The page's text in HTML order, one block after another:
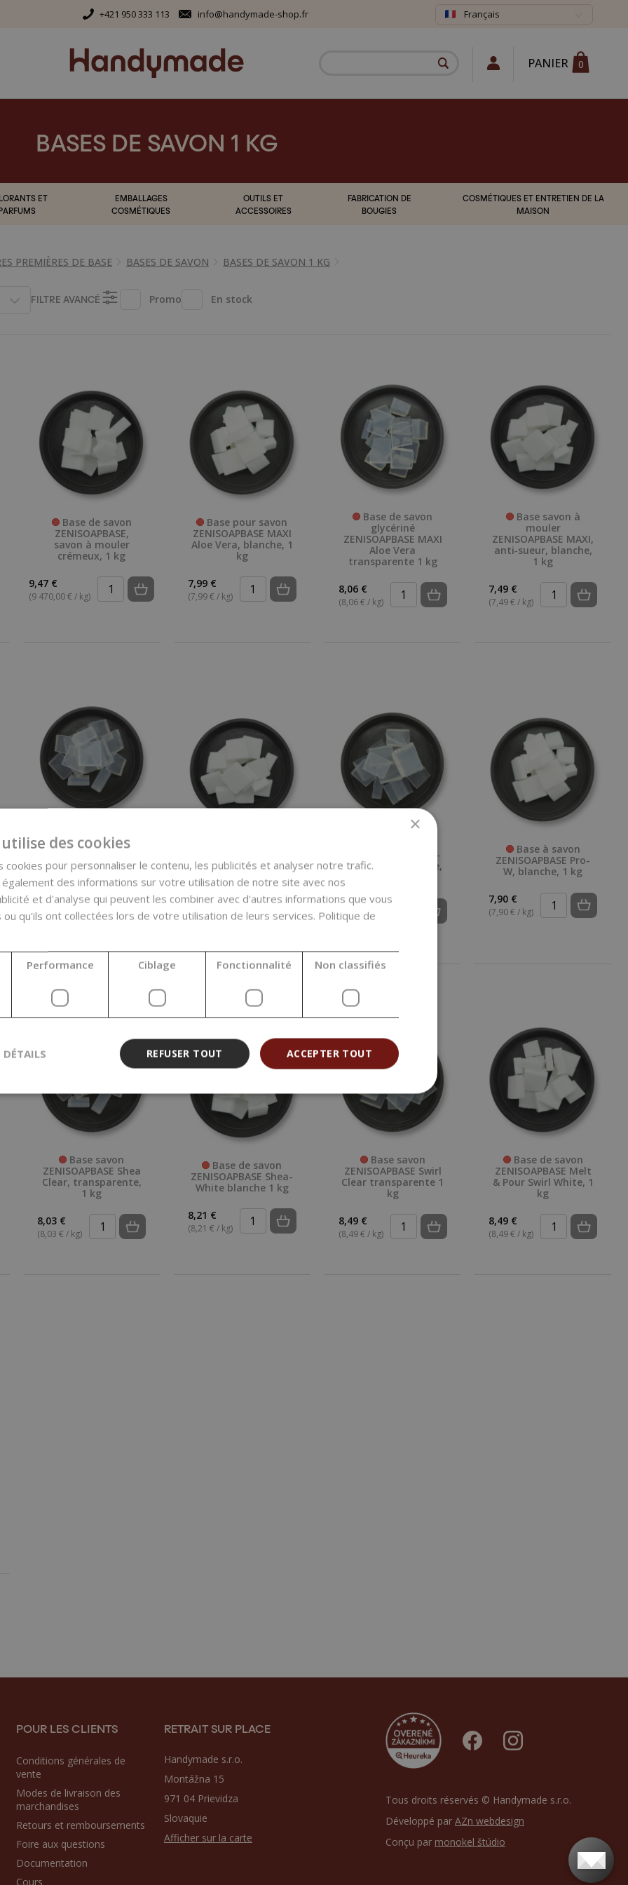
+421 950 333 113 info@handymade-shop.fr Français
PANIER 0
BASES DE SAVON 1 KG
ET
EMBALLAGES
COSMÉTIQUES
OUTILS ET
ACCESSOIRES
FABRICATION DE
BOUGIES
COSMÉTIQUES ET ENTRETIEN DE LA
MAISON
PREMIÈRES DE BASE BASES DE SAVON BASES DE SAVON 1 KG
FILTRE AVANCÉ Promo En stock
Base de savon
ZENISOAPBASE,
savon à mouler
crémeux, 1 kg
9,47 €
(9 470,00 € / kg)
Base pour savon
ZENISOAPBASE MAXI
Aloe Vera, blanche, 1
kg
7,99 €
(7,99 € / kg)
Base de savon
glycériné
ZENISOAPBASE MAXI
Aloe Vera
transparente 1 kg
8,06 €
(8,06 € / kg)
Base savon à
mouler
ZENISOAPBASE MAXI,
anti‑sueur, blanche,
1 kg
7,49 €
(7,49 € / kg)
Base savon
ZENISOAPBASE Melt
& Pour MAXI Olive
Clear, transparente
1 kg
7,99 €
(7,99 € / kg)
ZENISOAPBASE MAXI
Olive White, 1 kg
7,99 €
(7,99 € / kg)
ZENISOAPBASE Pro-
Clear, transparente,
7,91 €
(7,91 € / kg)
Base à savon
ZENISOAPBASE Pro-
W, blanche, 1 kg
7,90 €
(7,90 € / kg)
Base savon
ZENISOAPBASE Shea
Clear, transparente,
1 kg
8,03 €
(8,03 € / kg)
Base de savon
ZENISOAPBASE Shea-
White blanche 1 kg
8,21 €
(8,21 € / kg)
Base savon
ZENISOAPBASE Swirl
Clear transparente 1
kg
8,49 €
(8,49 € / kg)
Base de savon
ZENISOAPBASE Melt
& Pour Swirl White, 1
kg
8,49 €
(8,49 € / kg)
POUR LES CLIENTS
Conditions générales de
vente
Modes de livraison des
marchandises
Retours et remboursements
Foire aux questions
Documentation
Cours
RETRAIT SUR PLACE
Handymade s.r.o.
Montážna 15
971 04 Prievidza
Slovaquie
Afficher sur la carte
Tous droits réservés © Handymade s.r.o.
Développé par AZn webdesign
Conçu par monokel štúdio
×
des cookies
cookies pour personnaliser le contenu, les publicités et analyser notre trafic.
des informations sur votre utilisation de notre site avec nos
et d'analyse qui peuvent les combiner avec d'autres informations que vous
ou qu'ils ont collectées lors de votre utilisation de leurs services. Politique de
Performance Ciblage Fonctionnalité Non classifiés
ACCEPTER TOUT
REFUSER TOUT
DÉTAILS